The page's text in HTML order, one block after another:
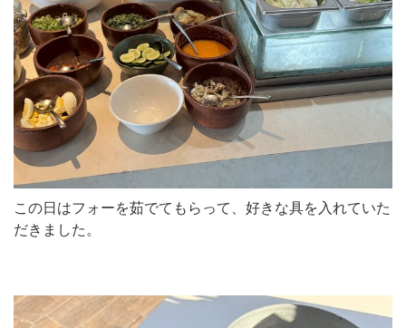
この日はフォーを茹でてもらって、好きな具を入れていた
だきました。